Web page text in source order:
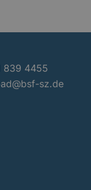
839 4455
sz.de